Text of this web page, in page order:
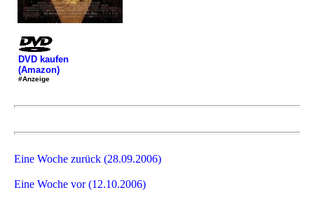
DVD kaufen
(Amazon)
#Anzeige
Eine Woche zurück (28.09.2006)
Eine Woche vor (12.10.2006)